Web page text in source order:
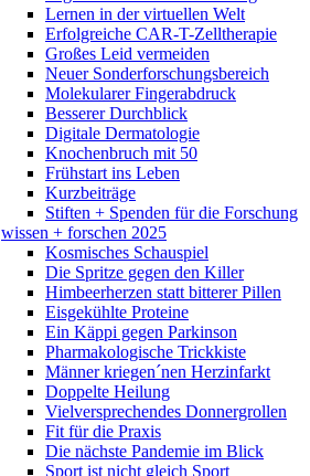
Lernen in der virtuellen Welt
Erfolgreiche CAR-T-Zelltherapie
Großes Leid vermeiden
Neuer Sonderforschungsbereich
Molekularer Fingerabdruck
Besserer Durchblick
Digitale Dermatologie
Knochenbruch mit 50
Frühstart ins Leben
Kurzbeiträge
Stiften + Spenden für die Forschung
wissen + forschen 2025
Kosmisches Schauspiel
Die Spritze gegen den Killer
Himbeerherzen statt bitterer Pillen
Eisgekühlte Proteine
Ein Käppi gegen Parkinson
Pharmakologische Trickkiste
Männer kriegen´nen Herzinfarkt
Doppelte Heilung
Vielversprechendes Donnergrollen
Fit für die Praxis
Die nächste Pandemie im Blick
Sport ist nicht gleich Sport